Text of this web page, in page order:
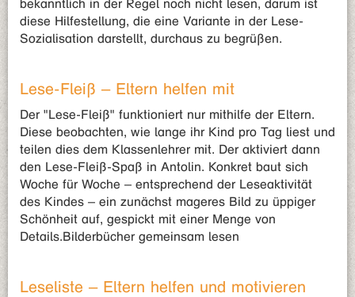
bekanntlich in der Regel noch nicht lesen, darum ist
diese Hilfestellung, die eine Variante in der Lese-
Sozialisation darstellt, durchaus zu begrüßen.
Lese-Fleiß – Eltern helfen mit
Der "Lese-Fleiß" funktioniert nur mithilfe der Eltern.
Diese beobachten, wie lange ihr Kind pro Tag liest und
teilen dies dem Klassenlehrer mit. Der aktiviert dann
den Lese-Fleiß-Spaß in Antolin. Konkret baut sich
Woche für Woche – entsprechend der Leseaktivität
des Kindes – ein zunächst mageres Bild zu üppiger
Schönheit auf, gespickt mit einer Menge von
Details.Bilderbücher gemeinsam lesen
Leseliste – Eltern helfen und motivieren